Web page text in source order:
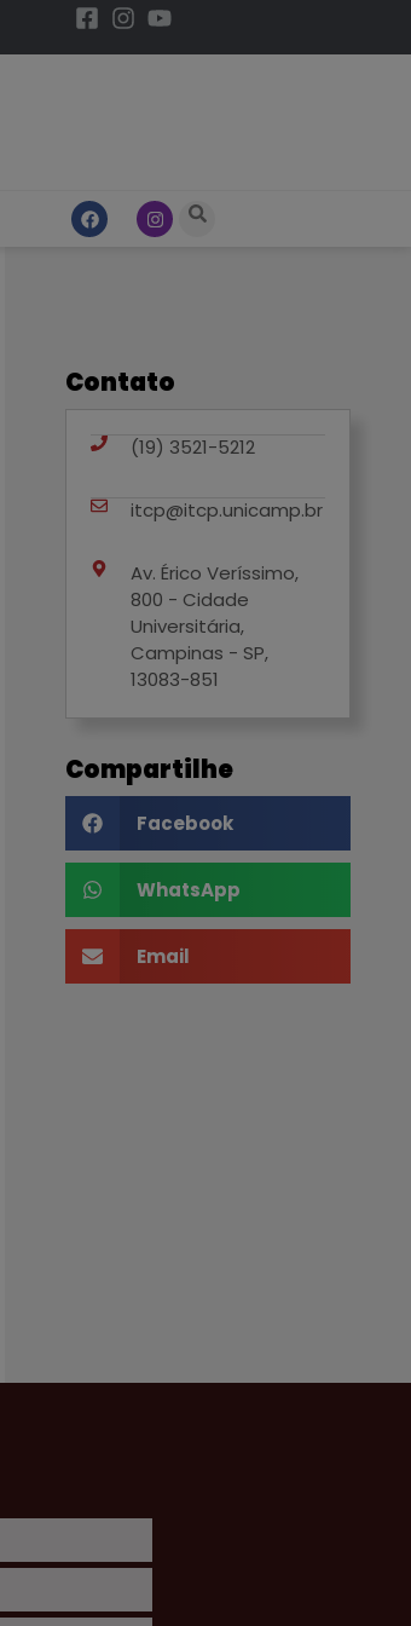
Contato
(19) 3521-5212
itcp@itcp.unicamp.br
Av. Érico Veríssimo,
800 - Cidade
Universitária,
Campinas - SP,
13083-851
Compartilhe
Facebook
WhatsApp
Email